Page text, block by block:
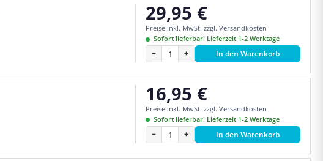
Regulärer Preis:
29,95 €
Preise inkl. MwSt. zzgl. Versandkosten
Sofort lieferbar! Lieferzeit 1-2 Werktage
− + In den Warenkorb
Regulärer Preis:
16,95 €
Preise inkl. MwSt. zzgl. Versandkosten
Sofort lieferbar! Lieferzeit 1-2 Werktage
− + In den Warenkorb